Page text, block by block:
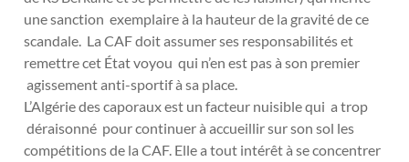
une sanction exemplaire à la hauteur de la gravité de ce
scandale. La CAF doit assumer ses responsabilités et
remettre cet État voyou qui n’en est pas à son premier
agissement anti-sportif à sa place.
L’Algérie des caporaux est un facteur nuisible qui a trop
déraisonné pour continuer à accueillir sur son sol les
compétitions de la CAF. Elle a tout intérêt à se concentrer